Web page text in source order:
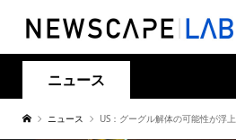
ニュース
ニュース US：グーグル解体の可能性が浮上